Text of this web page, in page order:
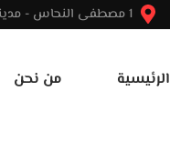
الرئيسية من نحن